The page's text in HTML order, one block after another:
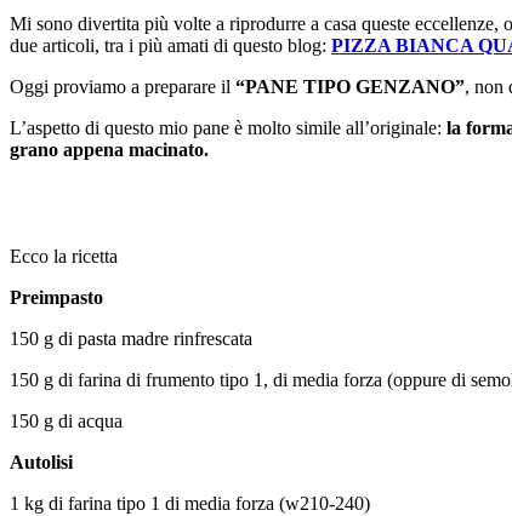
Mi sono divertita più volte a riprodurre a casa queste
due articoli, tra i più amati di questo blog: PIZZA BIANCA
Oggi proviamo a preparare il “PANE TIPO GENZANO”, non
L’aspetto di questo mio pane è molto simile all’originale: la
grano appena macinato.
Ecco la ricetta
Preimpasto
150 g di pasta madre rinfrescata
150 g di farina di frumento tipo 1, di media forza (oppure di
150 g di acqua
Autolisi
1 kg di farina tipo 1 di media forza (w210-240)